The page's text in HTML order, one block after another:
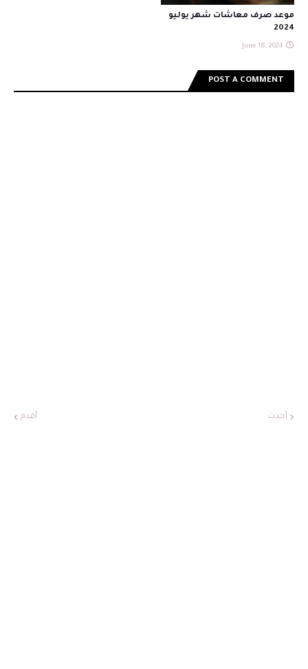
موعد صرف معاشات شهر يوليو
2024
June 18, 2024
POST A COMMENT
أحدث أقدم